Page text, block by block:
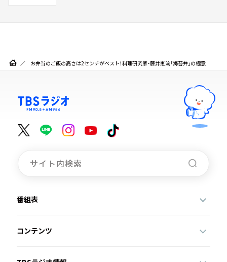
お弁当のご飯の高さは2センチがベスト！料理研究家・藤井恵流「海苔弁」の極意
番組表
コンテンツ